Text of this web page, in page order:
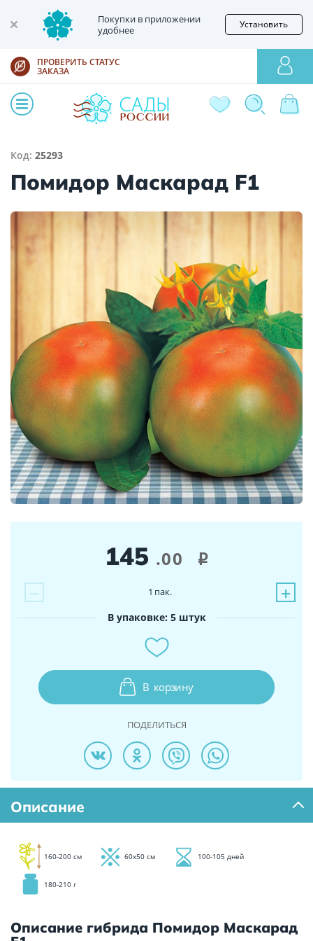
Покупки в приложении
удобнее
Установить
ПРОВЕРИТЬ СТАТУС
ЗАКАЗА
Код: 25293
Помидор Маскарад F1
145 .00 i
− +
1 пак.
В упаковке: 5 штук
В корзину
ПОДЕЛИТЬСЯ
Описание
160-200 см 60х50 см 100-105 дней
180-210 г
Описание гибрида Помидор Маскарад